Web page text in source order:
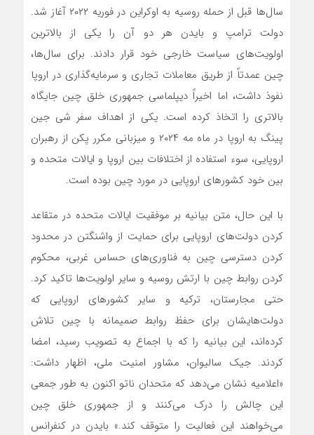
سال‌ها قبل از حمله روسیه به اوکراین در فوریه ۲۰۲۲ آغاز شد.
دولت ترامپ و بایدن هر دو آن را یکی از بالاترین
اولویت‌های سیاست خارجی خود قرار دادند. برای سال‌ها،
چین عمدتاً از طریق معاملات تجاری و سرمایه‌گذاری در اروپا
نفوذ داشت، اما اخیراً دیپلماسی جمهوری خلق چین جایگاه
بالاتری را اتخاذ کرده است. یکی از اهداف سفر شی جین
پینگ به اروپا در ماه مه ۲۰۲۴ و میزبانی مکرر پکن از رهبران
اروپایی، سوء استفاده از اختلافات بین اروپا و ایالات متحده و
بین خود کشورهای اروپایی در مورد چین بوده است.
با این حال، متن بیانیه بر موفقیت ایالات متحده در متقاعد
کردن دولت‌های اروپایی برای حمایت از واشنگتن در محدود
کردن دسترسی چین به فناوری‌های حساس غربی، محکوم
کردن روابط چین با ارتش روسیه و سایر اولویت‌ها تاکید کرد.
حتی مجارستان، ترکیه و سایر کشورهای اروپایی که
دولت‌هایشان برای حفظ روابط صمیمانه با چین تلاش
کرده‌اند، این بیانیه را که با اجماع به تصویب رسید، امضا
کردند. جیک سالیوان، مشاور امنیت ملی، اظهار داشت:
«اعلامیه نشان می‌دهد که متحدان ناتو اکنون به طور جمعی
این چالش را درک می‌کنند و از جمهوری خلق چین
می‌خواهند این فعالیت را متوقف کند.» بایدن در کنفرانس